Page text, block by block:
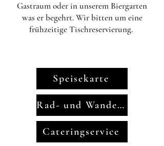
Gastraum oder in unserem Biergarten
was er begehrt. Wir bitten um eine
frühzeitige Tischreservierung.
Speisekarte
Rad- und Wanderkarte
Cateringservice